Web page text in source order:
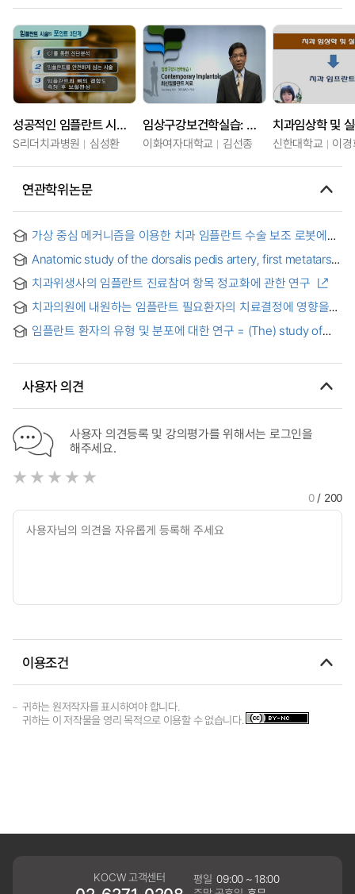
성공적인 임플란트 시술을 위한 포인트 3
S리더치과병원 심성환
임상구강보건학실습: 최신임플란트 치료
이화여자대학교 김선종
치과임상학 및
신한대학교 이
연관학위논문
가상 중심 메커니즘을 이용한 치과 임플란트 수술 보조 로봇에
Surgery using Virtual Center Mechanism
Anatomic study of the dorsalis pedis artery, first metatarsal
reconstruction
치과위생사의 임플란트 진료참여 항목 정교화에 관한 연구
치과의원에 내원하는 임플란트 필요환자의 치료결정에 영향을
the need of implant on dental clinic patient.
임플란트 환자의 유형 및 분포에 대한 연구 = (The) study of
사용자 의견
사용자 의견등록 및 강의평가를 위해서는 로그인을
해주세요.
0/ 200
이용조건
귀하는 원저작자를 표시하여야 합니다.
귀하는 이 저작물을 영리 목적으로 이용할 수 없습니다.
KOCW 고객센터 평일 09:00 ~ 18:00